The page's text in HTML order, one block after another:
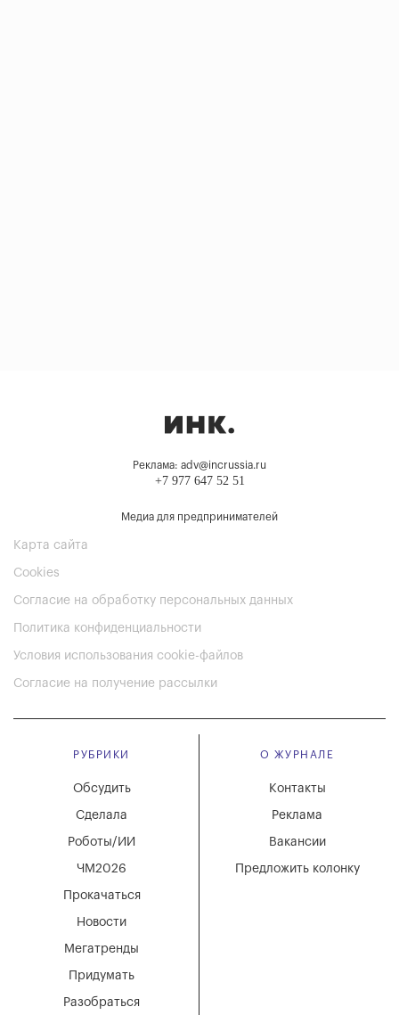
Реклама: adv@incrussia.ru
+7 977 647 52 51
Медиа для предпринимателей
Карта сайта
Cookies
Согласие на обработку персональных данных
Политика конфиденциальности
Условия использования cookie-файлов
Согласие на получение рассылки
РУБРИКИ
Мегатренды
Придумать
Разобраться
Новости
Обсудить
Сделала
Роботы/ИИ
ЧМ2026
Прокачаться
О ЖУРНАЛЕ
Вакансии
Реклама
Контакты
Предложить колонку